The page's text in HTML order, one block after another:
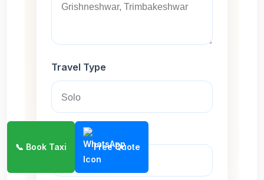
Travel Type
Preferred Cab
📞 Book Taxi Free Quote